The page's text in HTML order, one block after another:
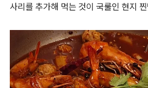
사리를 추가해 먹는 것이 국룰인 현지